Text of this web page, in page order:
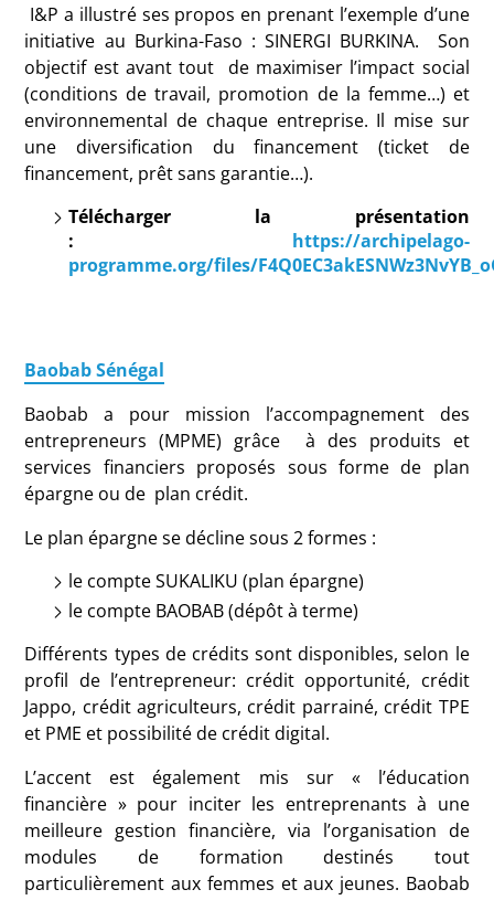
I&P a illustré ses propos en prenant l’exemple d’une
initiative au Burkina-Faso : SINERGI BURKINA. Son
objectif est avant tout de maximiser l’impact social
(conditions de travail, promotion de la femme…) et
environnemental de chaque entreprise. Il mise sur
une diversification du financement (ticket de
financement, prêt sans garantie…).
Télécharger la présentation
: https://archipelago-
programme.org/files/
Baobab Sénégal
Baobab a pour mission l’accompagnement des
entrepreneurs (MPME) grâce à des produits et
services financiers proposés sous forme de plan
épargne ou de plan crédit.
Le plan épargne se décline sous 2 formes :
le compte SUKALIKU (plan épargne)
le compte BAOBAB (dépôt à terme)
Différents types de crédits sont disponibles, selon le
profil de l’entrepreneur: crédit opportunité, crédit
Jappo, crédit agriculteurs, crédit parrainé, crédit TPE
et PME et possibilité de crédit digital.
L’accent est également mis sur « l’éducation
financière » pour inciter les entreprenants à une
meilleure gestion financière, via l’organisation de
modules de formation destinés tout
particulièrement aux femmes et aux jeunes. Baobab